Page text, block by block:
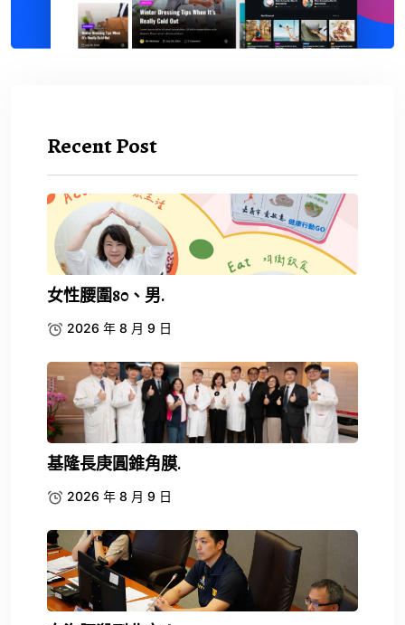
Recent Post
女性腰圍80、男.
2026 年 8 月 9 日
基隆長庚圓錐角膜.
2026 年 8 月 9 日